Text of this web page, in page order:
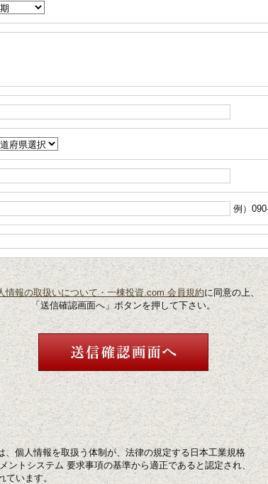
例）
情報の取扱いについて・一棟投資.com 会員規約に同意の上、
「送信確認画面へ」ボタンを押して下さい。
、個人情報を取扱う体制が、法律の規定する日本工業規格
ントシステム 要求事項の基準から適正であると認定され、
ています。